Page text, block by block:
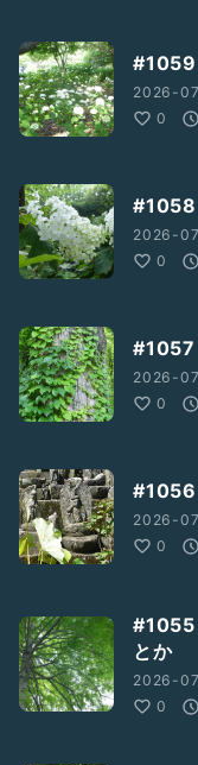
#1059
2026-
0
#1058
2026-
0
#1057
2026-
0
#1056
2026-
0
#1055
とか
2026-
0